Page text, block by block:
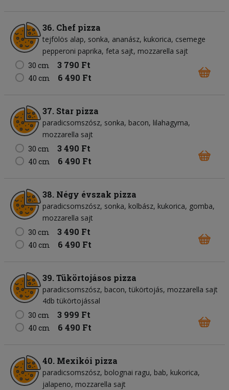
36. Chef pizza
tejfölös alap sonka ananász kukorica csemege
pepperoni paprika feta sajt mozzarella sajt
30 cm
3 790 Ft
40 cm 6 490 Ft
37. Star pizza
paradicsomszósz sonka bacon lilahagyma
mozzarella sajt
30 cm
3 490 Ft
40 cm 6 490 Ft
38. Négy évszak pizza
paradicsomszósz sonka kolbász kukorica gomba
mozzarella sajt
30 cm
3 490 Ft
40 cm 6 490 Ft
39. Tükörtojásos pizza
paradicsomszósz bacon tükörtojás mozzarella sajt
4db tükörtojással
30 cm
3 999 Ft
40 cm 6 490 Ft
40. Mexikói pizza
paradicsomszósz bolognai ragu bab kukorica
jalapeno mozzarella sajt